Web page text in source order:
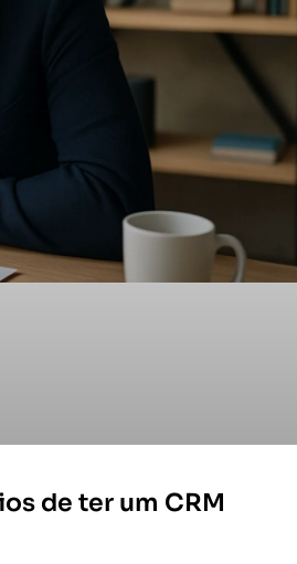
de ter um CRM